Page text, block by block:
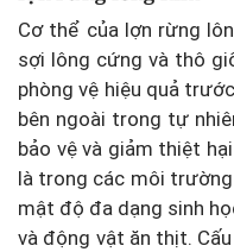
Cơ thể của lợn rừng
sợi lông cứng và thô
phòng vệ hiệu quả
bên ngoài trong tự
bảo vệ và giảm thiệt
là trong các môi
mật độ đa dạng sinh
và động vật ăn thịt.